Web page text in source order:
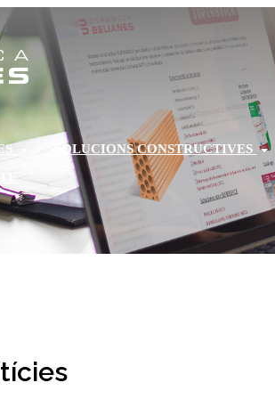
SOLUCIONS CONSTRUCTIVES